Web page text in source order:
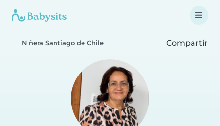
Niñera Santiago de Chile Compartir